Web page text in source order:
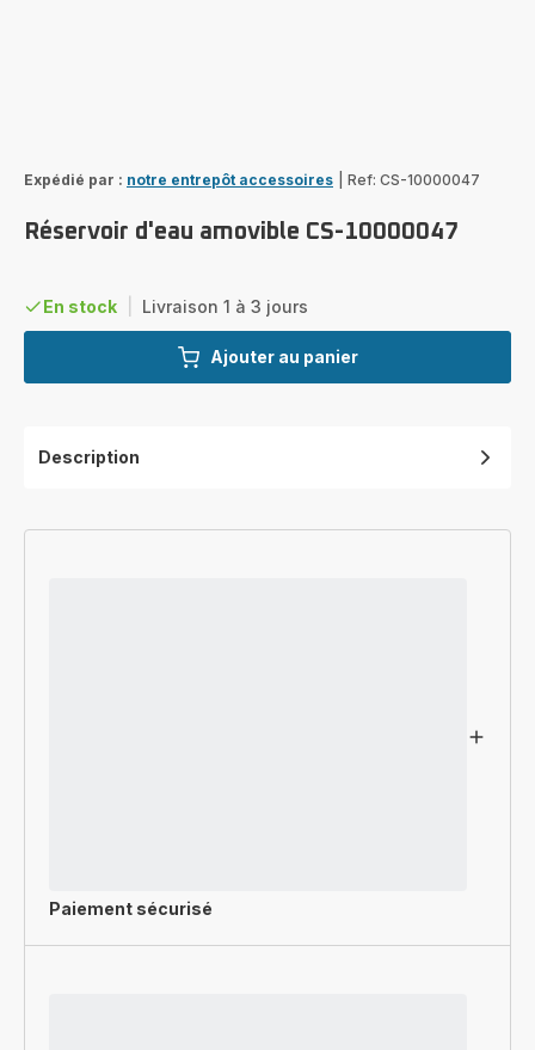
Expédié par : notre entrepôt accessoires Ref: CS-10000047
Réservoir d'eau amovible CS-10000047
En stock Livraison 1 à 3 jours
Ajouter au panier
Description
Paiement sécurisé